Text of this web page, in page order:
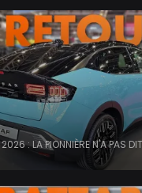
: LA PIONNIÈRE N'A PAS